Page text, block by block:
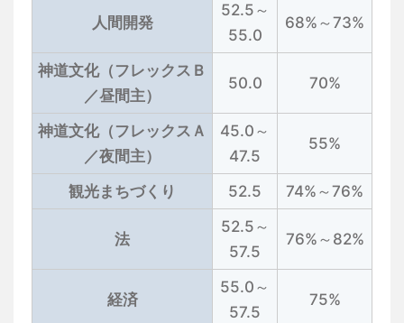
人間開発
52.5～
55.0
68%～73%
神道文化（フレックスＢ
／昼間主）
50.0 70%
神道文化（フレックスＡ
／夜間主）
45.0～
47.5
55%
観光まちづくり 52.5 74%～76%
法
52.5～
57.5
76%～82%
経済
55.0～
57.5
75%